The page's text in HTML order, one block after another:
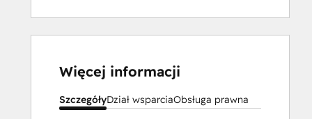
Więcej informacji
SzczegółyDział wsparciaObsługa prawna